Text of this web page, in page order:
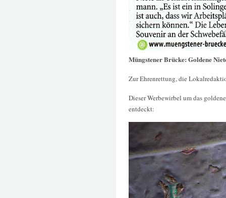
Müngstener Brücke: Goldene
Zur Ehrenrettung, die
Dieser Werbewirbel um das
entdeckt: